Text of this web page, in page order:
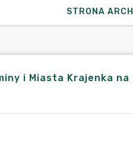
STRONA
i Miasta Krajenka na